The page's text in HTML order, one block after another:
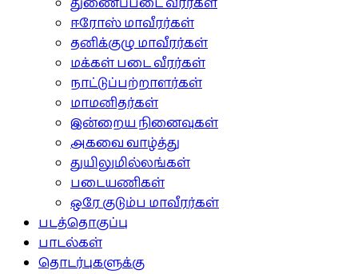
ஈரோஸ் மாவீரர்கள்
தனிக்குழு மாவீரர்கள்
மக்கள் படை வீரர்கள்
நாட்டுப்பற்றாளர்கள்
மாமனிதர்கள்
இன்றைய நினைவுகள்
அகவை வாழ்த்து
துயிலுமில்லங்கள்
படையணிகள்
ஒரே குடும்ப மாவீரர்கள்
படத்தொகுப்பு
பாடல்கள்
தொடர்புகளுக்கு